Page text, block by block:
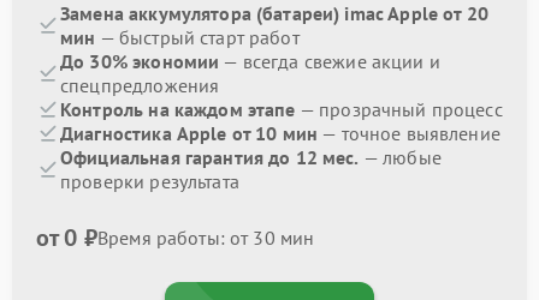
Замена аккумулятора (батареи) imac Apple от 20
мин — быстрый старт работ
До 30% экономии — всегда свежие акции и
спецпредложения
Контроль на каждом этапе — прозрачный процесс
Диагностика Apple от 10 мин — точное выявление
Официальная гарантия до 12 мес. — любые
проверки результата
от 0 ₽Время работы: от 30 мин